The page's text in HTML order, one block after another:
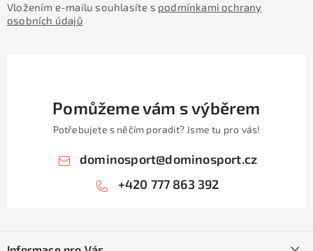
Vložením e-mailu souhlasíte s podmínkami ochrany
osobních údajů
Pomůžeme vám s výběrem
Potřebujete s něčím poradit? Jsme tu pro vás!
dominosport@dominosport.cz
+420 777 863 392